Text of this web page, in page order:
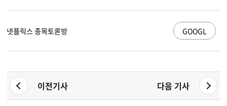
GOOGL 알파벳 A 종목토론방
이전기사 다음 기사